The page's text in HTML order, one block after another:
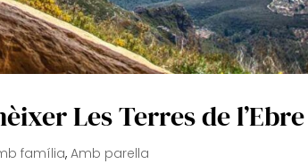
Les Terres de l’Ebre
família,Amb parella